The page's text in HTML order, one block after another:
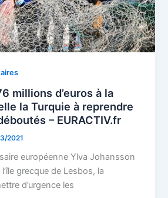
millions d’euros à la
la Turquie à reprendre
– EURACTIV.fr
2021
européenne Ylva Johansson
grecque de Lesbos, la
d’urgence les